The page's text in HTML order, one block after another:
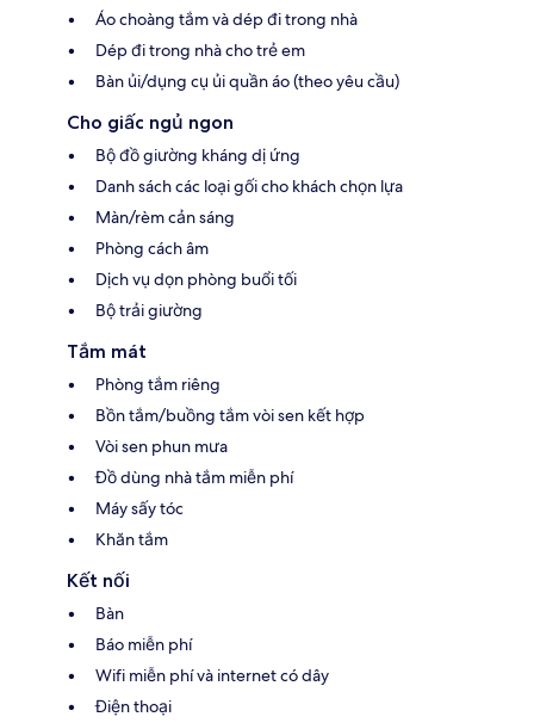
Áo choàng tắm và dép đi trong nhà
Dép đi trong nhà cho trẻ em
Bàn ủi/dụng cụ ủi quần áo (theo yêu cầu)
Cho giấc ngủ ngon
Bộ đồ giường kháng dị ứng
Danh sách các loại gối cho khách chọn lựa
Màn/rèm cản sáng
Phòng cách âm
Dịch vụ dọn phòng buổi tối
Bộ trải giường
Tắm mát
Phòng tắm riêng
Bồn tắm/buồng tắm vòi sen kết hợp
Vòi sen phun mưa
Đồ dùng nhà tắm miễn phí
Máy sấy tóc
Khăn tắm
Kết nối
Bàn
Báo miễn phí
Wifi miễn phí và internet có dây
Điện thoại